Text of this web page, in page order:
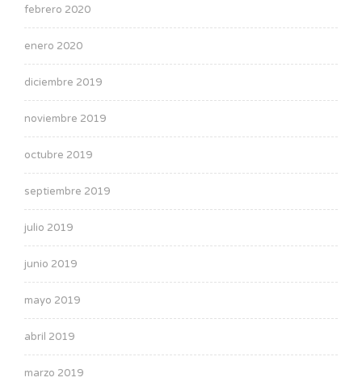
febrero 2020
enero 2020
diciembre 2019
noviembre 2019
octubre 2019
septiembre 2019
julio 2019
junio 2019
mayo 2019
abril 2019
marzo 2019